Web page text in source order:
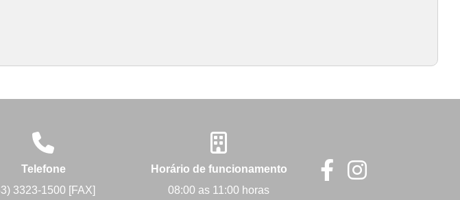
Telefone
3323-1500 [FAX]
Horário de funcionamento
08:00 as 11:00 horas